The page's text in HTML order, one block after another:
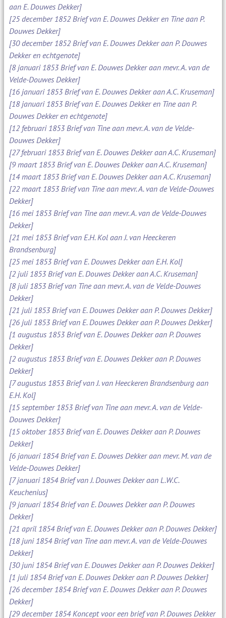
aan E. Douwes Dekker]
[25 december 1852 Brief van E. Douwes Dekker en Tine aan P.
Douwes Dekker]
[30 december 1852 Brief van E. Douwes Dekker aan P. Douwes
Dekker en echtgenote]
[8 januari 1853 Brief van E. Douwes Dekker aan mevr. A. van de
Velde-Douwes Dekker]
[16 januari 1853 Brief van E. Douwes Dekker aan A.C. Kruseman]
[18 januari 1853 Brief van E. Douwes Dekker en Tine aan P.
Douwes Dekker en echtgenote]
[12 februari 1853 Brief van Tine aan mevr. A. van de Velde-
Douwes Dekker]
[27 februari 1853 Brief van E. Douwes Dekker aan A.C. Kruseman]
[9 maart 1853 Brief van E. Douwes Dekker aan A.C. Kruseman]
[14 maart 1853 Brief van E. Douwes Dekker aan A.C. Kruseman]
[22 maart 1853 Brief van Tine aan mevr. A. van de Velde-Douwes
Dekker]
[16 mei 1853 Brief van Tine aan mevr. A. van de Velde-Douwes
Dekker]
[21 mei 1853 Brief van E.H. Kol aan J. van Heeckeren
Brandsenburg]
[25 mei 1853 Brief van E. Douwes Dekker aan E.H. Kol]
[2 juli 1853 Brief van E. Douwes Dekker aan A.C. Kruseman]
[8 juli 1853 Brief van Tine aan mevr. A. van de Velde-Douwes
Dekker]
[21 juli 1853 Brief van E. Douwes Dekker aan P. Douwes Dekker]
[26 juli 1853 Brief van E. Douwes Dekker aan P. Douwes Dekker]
[1 augustus 1853 Brief van E. Douwes Dekker aan P. Douwes
Dekker]
[2 augustus 1853 Brief van E. Douwes Dekker aan P. Douwes
Dekker]
[7 augustus 1853 Brief van J. van Heeckeren Brandsenburg aan
E.H. Kol]
[15 september 1853 Brief van Tine aan mevr. A. van de Velde-
Douwes Dekker]
[15 oktober 1853 Brief van E. Douwes Dekker aan P. Douwes
Dekker]
[6 januari 1854 Brief van E. Douwes Dekker aan mevr. M. van de
Velde-Douwes Dekker]
[7 januari 1854 Brief van J. Douwes Dekker aan L.W.C.
Keuchenius]
[9 januari 1854 Brief van E. Douwes Dekker aan P. Douwes
Dekker]
[21 april 1854 Brief van E. Douwes Dekker aan P. Douwes Dekker]
[18 juni 1854 Brief van Tine aan mevr. A. van de Velde-Douwes
Dekker]
[30 juni 1854 Brief van E. Douwes Dekker aan P. Douwes Dekker]
[1 juli 1854 Brief van E. Douwes Dekker aan P. Douwes Dekker]
[26 december 1854 Brief van E. Douwes Dekker aan P. Douwes
Dekker]
[29 december 1854 Koncept voor een brief van P. Douwes Dekker